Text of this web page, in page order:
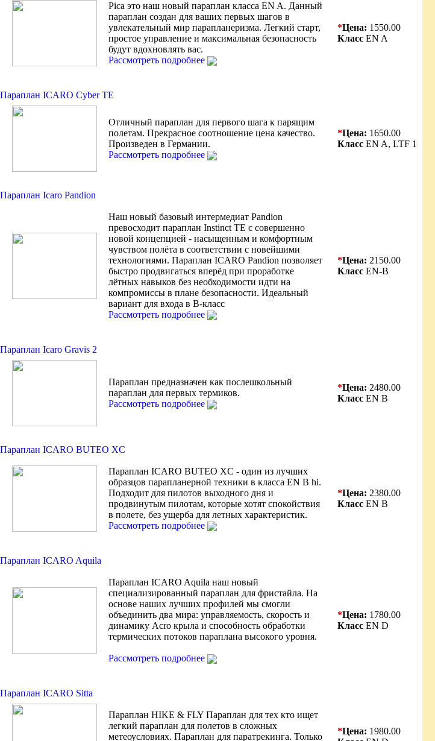
Pica это наш новый параплан класса EN A. Данный
параплан создан для ваших первых шагов в
увлекательный мир парапланеризма. Легкий старт,
простое управление и максимальная безопасность
будут вдохновлять вас.
Рассмотреть подробнее
*Цена: 1550.00
Класс EN A
Параплан ICARO Cyber TE
Отличный параплан для первого шага к парящим
полетам. Прекрасное соотношение цена качество.
Произведен в Германии.
Рассмотреть подробнее
*Цена: 1650.00
Класс EN A, LTF 1
Параплан Icaro Pandion
Наш новый базовый интермедиат Pandion
превосходит параплан Instinct TE с совершенно
новой концепцией - насыщенным и комфортным
чувством полёта в соответствии с новейшими
технологиями. Параплан ICARO Pandion позволяет
быстро продвигаться вперёд при проработке
лётных навыков без необходимости идти на
компромиссы в плане безопасности. Идеальный
вариант для входа в В-класс
Рассмотреть подробнее
*Цена: 2150.00
Класс EN-B
Параплан Icaro Gravis 2
Параплан предназначен как послешкольный
параплан для первых термиков.
Рассмотреть подробнее
*Цена: 2480.00
Класс EN B
Параплан ICARO BUTEO XC
Параплан ICARO BUTEO XC - один из лучших
образцов парапланерной техники в класса EN B hi.
Подходит для пилотов выходного дня и
продвинутым пилотам, которые хотят спокойствия
в полете, без ущерба для летных характеристик.
Рассмотреть подробнее
*Цена: 2380.00
Класс EN B
Параплан ICARO Aquila
Параплан ICARO Aquila наш новый
специализированный параплан для фристайла. На
основе наших лучших профилей мы смогли
объединить два мира: управляемость, скорость и
динамику Acro крыла и способность обработки
термических потоков параплана высокого уровня.
Рассмотреть подробнее
*Цена: 1780.00
Класс EN D
Параплан ICARO Sitta
Параплан HIKE & FLY Параплан для тех кто ищет
легкий параплан для полетов в сложных
метеоусловиях. Параплан для паратрекинга. Только
*Цена: 1980.00